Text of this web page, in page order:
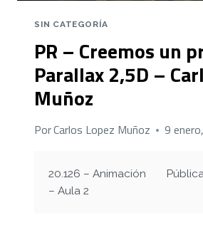
SIN CATEGORÍA
PR – Creemos un
Parallax 2,5D –
Muñoz
PorCarlos Lopez Muñoz 9
20.126 – Animación
– Aula 2